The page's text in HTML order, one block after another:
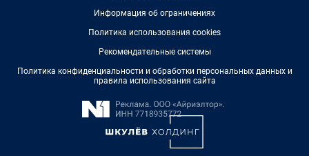
Информация об ограничениях
Политика использования cookies
Рекомендательные системы
Политика конфиденциальности и обработки персональных данных и
правила использования сайта